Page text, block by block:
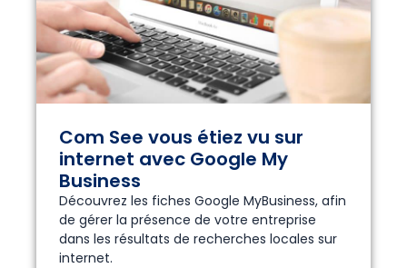
Com See vous étiez vu sur
internet avec Google My
Business
Découvrez les fiches Google MyBusiness, afin
de gérer la présence de votre entreprise
dans les résultats de recherches locales sur
internet.